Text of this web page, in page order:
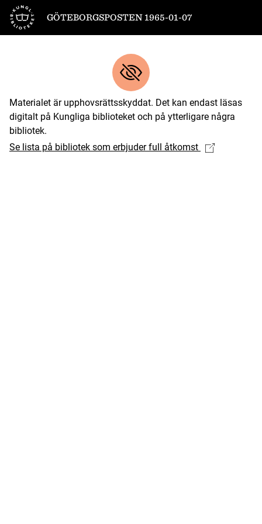
Till startsidan
GÖTEBORGSPOSTEN 1965-01-07
Materialet är upphovsrättsskyddat. Det kan endast läsas
digitalt på Kungliga biblioteket och på ytterligare några
bibliotek.
Se lista på bibliotek som erbjuder full åtkomst